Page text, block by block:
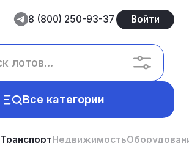
8 (800) 250-93-37 Войти
Все категории
ТранспортНедвижимость